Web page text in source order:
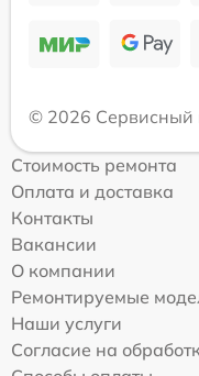
© 2026 Сервисный
Стоимость ремонта
Оплата и доставка
Контакты
Вакансии
О компании
Ремонтируемые
Наши услуги
Согласие на